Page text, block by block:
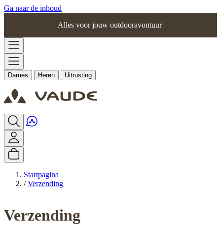
Ga naar de inhoud
Alles voor jouw outdooravontuur
Dames Heren Uitrusting
Startpagina
/ Verzending
Verzending